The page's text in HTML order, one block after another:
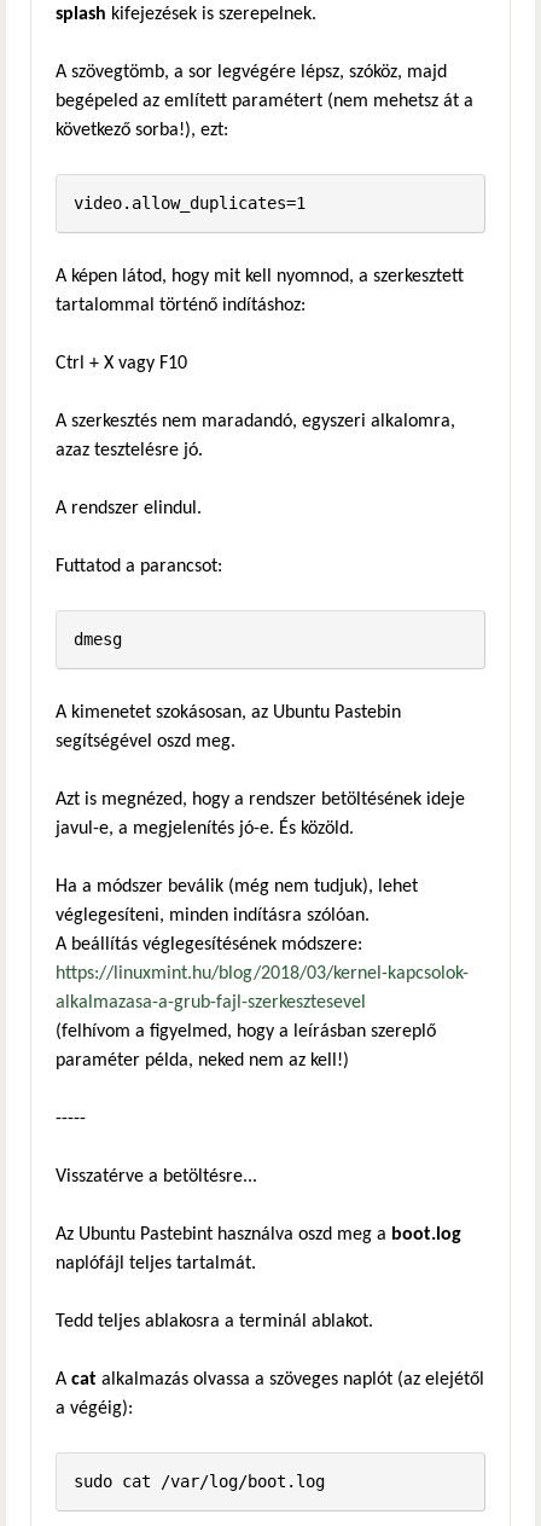
splash kifejezések is szerepelnek.
A szövegtömb, a sor legvégére lépsz, szóköz, majd
begépeled az említett paramétert (nem mehetsz át a
következő sorba!), ezt:
video.allow_duplicates=1
A képen látod, hogy mit kell nyomnod, a szerkesztett
tartalommal történő indításhoz:
Ctrl + X vagy F10
A szerkesztés nem maradandó, egyszeri alkalomra,
azaz tesztelésre jó.
A rendszer elindul.
Futtatod a parancsot:
dmesg
A kimenetet szokásosan, az Ubuntu Pastebin
segítségével oszd meg.
Azt is megnézed, hogy a rendszer betöltésének ideje
javul-e, a megjelenítés jó-e. És közöld.
Ha a módszer beválik (még nem tudjuk), lehet
véglegesíteni, minden indításra szólóan.
A beállítás véglegesítésének módszere:
https://linuxmint.hu/blog/2018/03/kernel-kapcsolok-
alkalmazasa-a-grub-fajl-szerkesztesevel
(felhívom a figyelmed, hogy a leírásban szereplő
paraméter példa, neked nem az kell!)
-----
Visszatérve a betöltésre...
Az Ubuntu Pastebint használva oszd meg a boot.log
naplófájl teljes tartalmát.
Tedd teljes ablakosra a terminál ablakot.
A cat alkalmazás olvassa a szöveges naplót (az elejétől
a végéig):
sudo cat /var/log/boot.log